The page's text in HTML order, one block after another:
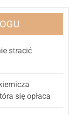
stracić
się opłaca